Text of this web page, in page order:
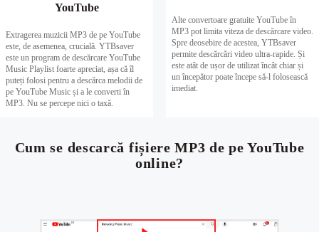
YouTube
Extragerea muzicii MP3 de pe YouTube
este, de asemenea, crucială. YTBsaver
este un program de descărcare YouTube
Music Playlist foarte apreciat, așa că îl
puteți folosi pentru a descărca melodii de
pe YouTube Music și a le converti în
MP3. Nu se percepe nici o taxă.
Alte convertoare gratuite YouTube în
MP3 pot limita viteza de descărcare video.
Spre deosebire de acestea, YTBsaver
permite descărcări video ultra-rapide. Și
este atât de ușor de utilizat încât chiar și
un începător poate începe să-l folosească
imediat.
Cum se descarcă fișiere MP3 de pe YouTube
online?